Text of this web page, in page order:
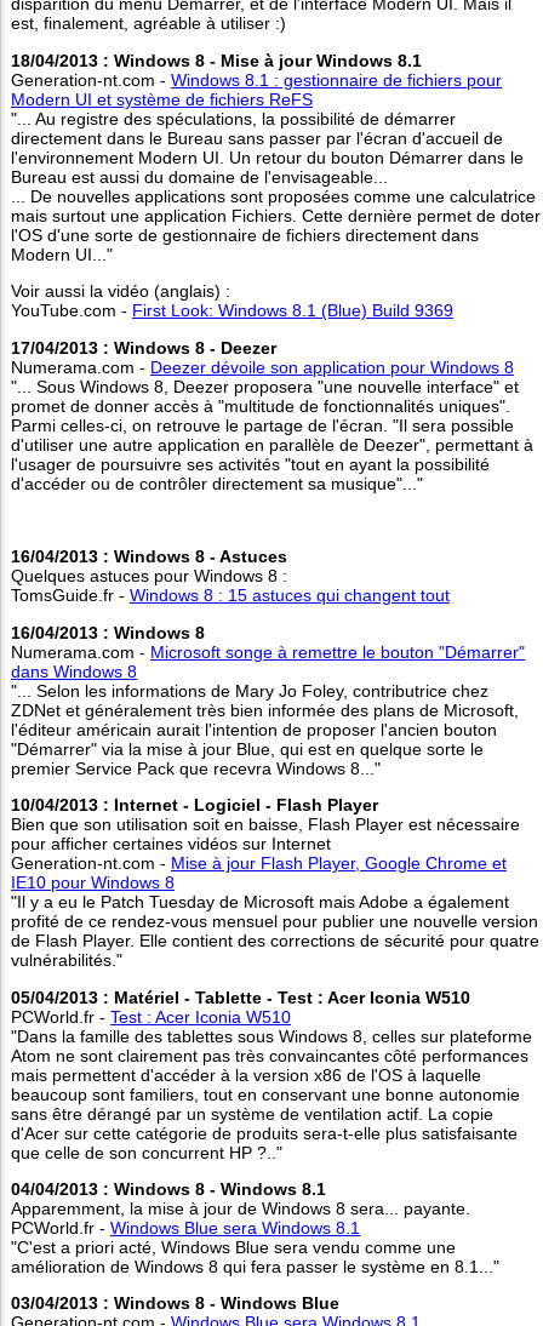
disparition du menu Démarrer, et de l'interface Modern UI. Mais il
est, finalement, agréable à utiliser :)
18/04/2013 : Windows 8 - Mise à jour Windows 8.1
Generation-nt.com - Windows 8.1 : gestionnaire de fichiers pour
Modern UI et système de fichiers ReFS
"... Au registre des spéculations, la possibilité de démarrer
directement dans le Bureau sans passer par l'écran d'accueil de
l'environnement Modern UI. Un retour du bouton Démarrer dans le
Bureau est aussi du domaine de l'envisageable...
... De nouvelles applications sont proposées comme une calculatrice
mais surtout une application Fichiers. Cette dernière permet de doter
l'OS d'une sorte de gestionnaire de fichiers directement dans
Modern UI..."
Voir aussi la vidéo (anglais) :
YouTube.com - First Look: Windows 8.1 (Blue) Build 9369
17/04/2013 : Windows 8 - Deezer
Numerama.com - Deezer dévoile son application pour Windows 8
"... Sous Windows 8, Deezer proposera "une nouvelle interface" et
promet de donner accès à "multitude de fonctionnalités uniques".
Parmi celles-ci, on retrouve le partage de l'écran. "Il sera possible
d'utiliser une autre application en parallèle de Deezer", permettant à
l'usager de poursuivre ses activités "tout en ayant la possibilité
d'accéder ou de contrôler directement sa musique"..."
16/04/2013 : Windows 8 - Astuces
Quelques astuces pour Windows 8 :
TomsGuide.fr - Windows 8 : 15 astuces qui changent tout
16/04/2013 : Windows 8
Numerama.com - Microsoft songe à remettre le bouton "Démarrer"
dans Windows 8
"... Selon les informations de Mary Jo Foley, contributrice chez
ZDNet et généralement très bien informée des plans de Microsoft,
l'éditeur américain aurait l'intention de proposer l'ancien bouton
"Démarrer" via la mise à jour Blue, qui est en quelque sorte le
premier Service Pack que recevra Windows 8..."
10/04/2013 : Internet - Logiciel - Flash Player
Bien que son utilisation soit en baisse, Flash Player est nécessaire
pour afficher certaines vidéos sur Internet
Generation-nt.com - Mise à jour Flash Player, Google Chrome et
IE10 pour Windows 8
"Il y a eu le Patch Tuesday de Microsoft mais Adobe a également
profité de ce rendez-vous mensuel pour publier une nouvelle version
de Flash Player. Elle contient des corrections de sécurité pour quatre
vulnérabilités."
05/04/2013 : Matériel - Tablette - Test : Acer Iconia W510
PCWorld.fr - Test : Acer Iconia W510
"Dans la famille des tablettes sous Windows 8, celles sur plateforme
Atom ne sont clairement pas très convaincantes côté performances
mais permettent d'accéder à la version x86 de l'OS à laquelle
beaucoup sont familiers, tout en conservant une bonne autonomie
sans être dérangé par un système de ventilation actif. La copie
d'Acer sur cette catégorie de produits sera-t-elle plus satisfaisante
que celle de son concurrent HP ?.."
04/04/2013 : Windows 8 - Windows 8.1
Apparemment, la mise à jour de Windows 8 sera... payante.
PCWorld.fr - Windows Blue sera Windows 8.1
"C'est a priori acté, Windows Blue sera vendu comme une
amélioration de Windows 8 qui fera passer le système en 8.1..."
03/04/2013 : Windows 8 - Windows Blue